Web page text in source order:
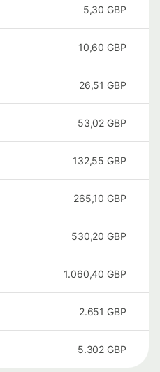
5,30 GBP
10,60 GBP
26,51 GBP
53,02 GBP
132,55 GBP
265,10 GBP
530,20 GBP
1.060,40 GBP
2.651 GBP
5.302 GBP